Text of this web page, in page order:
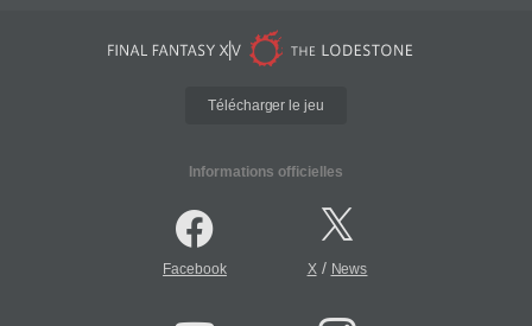
Télécharger le jeu
Informations officielles
Facebook X/ News